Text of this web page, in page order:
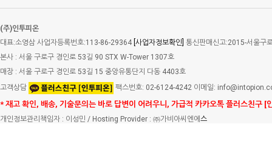
(주)인투피온
대표:소영삼 사업자등록번호:113-86-29364 [사업자정보확인] 통신판매신고:2015-서울구
본사 : 서울 구로구 경인로 53길 90 STX W-Tower 1307호
매장 : 서울 구로구 경인로 53길 15 중앙유통단지 다동 4403호
고객상담
팩스번호: 02-6124-4242 이메일:
* 재고 확인, 배송, 기술문의는 바로 답변이 어려우니, 가급적 카카오톡 플러스친구 [
개인정보관리책임자 : 이성민 / Hosting Provider : ㈜가비아씨엔에 스